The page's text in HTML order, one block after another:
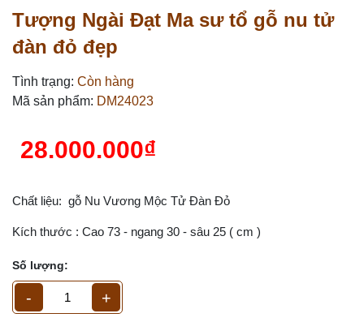
Tượng Ngài Đạt Ma sư tổ gỗ nu tử
đàn đỏ đẹp
Tình trạng: Còn hàng
Mã sản phẩm: DM24023
28.000.000₫
Chất liệu: gỗ Nu Vương Mộc Tử Đàn Đỏ
Kích thước : Cao 73 - ngang 30 - sâu 25 ( cm )
Số lượng:
- +